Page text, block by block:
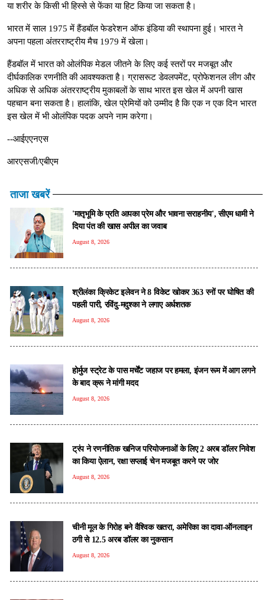
या शरीर के किसी भी हिस्से से फेंका या हिट किया जा सकता है।
भारत में साल 1975 में हैंडबॉल फेडरेशन ऑफ इंडिया की स्थापना हुई। भारत ने
अपना पहला अंतरराष्ट्रीय मैच 1979 में खेला।
हैंडबॉल में भारत को ओलंपिक मेडल जीतने के लिए कई स्तरों पर मजबूत और
दीर्घकालिक रणनीति की आवश्यकता है। ग्रासरूट डेवलपमेंट, प्रोफेशनल लीग और
अधिक से अधिक अंतरराष्ट्रीय मुकाबलों के साथ भारत इस खेल में अपनी खास
पहचान बना सकता है। हालांकि, खेल प्रेमियों को उम्मीद है कि एक न एक दिन भारत
इस खेल में भी ओलंपिक पदक अपने नाम करेगा।
--आईएएनएस
आरएसजी/एबीएम
ताजा खबरें
'मातृभूमि के प्रति आपका प्रेम और भावना सराहनीय', सीएम धामी ने
दिया पंत की खास अपील का जवाब
August 8, 2026
श्रीलंका क्रिकेट इलेवन ने 8 विकेट खोकर 363 रनों पर घोषित की
पहली पारी, रविंदु-मदुश्का ने लगाए अर्धशतक
August 8, 2026
होर्मुज स्ट्रेट के पास मर्चेंट जहाज पर हमला, इंजन रूम में आग लगने
के बाद क्रू ने मांगी मदद
August 8, 2026
ट्रंप ने रणनीतिक खनिज परियोजनाओं के लिए 2 अरब डॉलर निवेश
का किया ऐलान, रक्षा सप्लाई चेन मजबूत करने पर जोर
August 8, 2026
चीनी मूल के गिरोह बने वैश्विक खतरा, अमेरिका का दावा-ऑनलाइन
ठगी से 12.5 अरब डॉलर का नुकसान
August 8, 2026